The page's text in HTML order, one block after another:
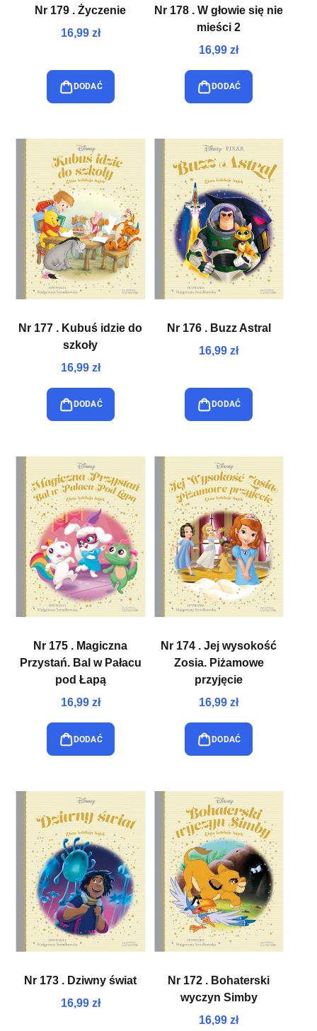
Nr 179 . Życzenie
16,99 zł
DODAĆ
Nr 178 . W głowie się nie
mieści 2
16,99 zł
DODAĆ
Nr 177 . Kubuś idzie do
szkoły
16,99 zł
DODAĆ
Nr 176 . Buzz Astral
16,99 zł
DODAĆ
Nr 175 . Magiczna
Przystań. Bal w Pałacu
pod Łapą
16,99 zł
DODAĆ
Nr 174 . Jej wysokość
Zosia. Piżamowe
przyjęcie
16,99 zł
DODAĆ
Nr 173 . Dziwny świat
16,99 zł
Nr 172 . Bohaterski
wyczyn Simby
16,99 zł